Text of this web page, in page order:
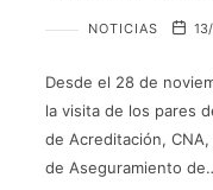
NOTICIAS
Desde el 28 de
la visita de los pares
de Acreditación,
de Aseguramiento